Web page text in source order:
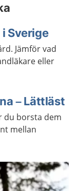
Sverige
Jämför vad
eller
– Lättläst
du borsta dem
mellan